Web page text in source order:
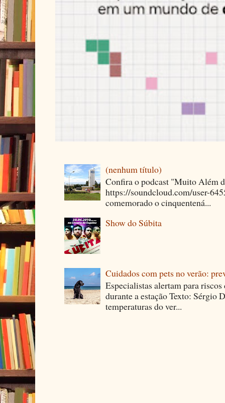
(nenhum título)
Confira o podcast "Muito Além
https://soundcloud.com/user-
comemorado o cinquentená...
Show do Súbita
Cuidados com pets no verão:
Especialistas alertam para
durante a estação Texto: Sérgio
temperaturas do ver...